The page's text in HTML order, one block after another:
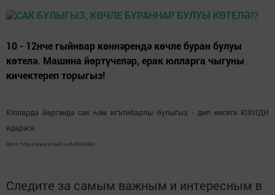
10 - 12нче гыйнвар көннәрендә көчле буран булуы
көтелә. Машина йөртүчеләр, ерак юлларга чыгуны
кичектереп торыгыз!
Юлларда йөргәндә сак һәм игътибарлы булыгыз, - дип кисәтә ЮХИДИ
идарәсе.
Фото: http://www.drive2.ru/b/834250/
Следите за самым важным и интересным в